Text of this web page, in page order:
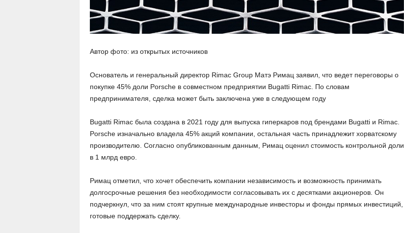
Автор фото: из открытых источников
Основатель и генеральный директор Rimac Group Матэ Римац заявил, что ведет переговоры о
покупке 45% доли Porsche в совместном предприятии Bugatti Rimac. По словам
предпринимателя, сделка может быть заключена уже в следующем году
Bugatti Rimac была создана в 2021 году для выпуска гиперкаров под брендами Bugatti и Rimac.
Porsche изначально владела 45% акций компании, остальная часть принадлежит хорватскому
производителю. Согласно опубликованным данным, Римац оценил стоимость контрольной доли
в 1 млрд евро.
Римац отметил, что хочет обеспечить компании независимость и возможность принимать
долгосрочные решения без необходимости согласовывать их с десятками акционеров. Он
подчеркнул, что за ним стоят крупные международные инвесторы и фонды прямых инвестиций,
готовые поддержать сделку.